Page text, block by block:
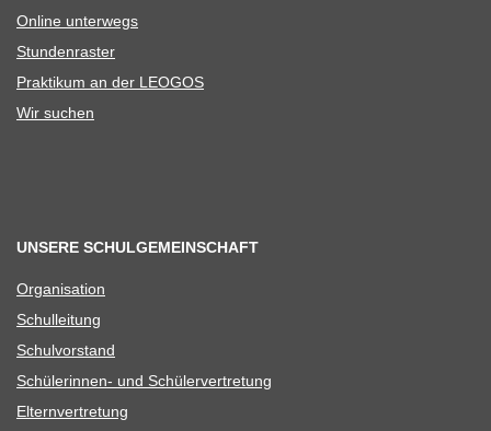
Online unter­wegs
Stun­den­ras­ter
Prak­ti­kum an der LEOGOS
Wir suchen
UNSERE SCHULGEMEINSCHAFT
Orga­ni­sa­tion
Schul­lei­tung
Schul­vor­stand
Schü­le­rin­nen- und Schülervertretung
Eltern­ver­tre­tung